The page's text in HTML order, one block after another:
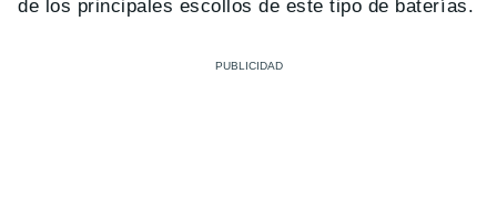
de los principales escollos de este tipo de baterías.